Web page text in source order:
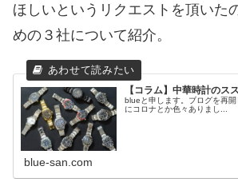
ほしいというリクエストを頂いた
めの３社について紹介。
【コラム】中華時計のス
blueと申します。ブログを再
にコロナとか色々ありまし...
blue-san.com